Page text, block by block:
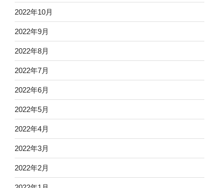
2022年10月
2022年9月
2022年8月
2022年7月
2022年6月
2022年5月
2022年4月
2022年3月
2022年2月